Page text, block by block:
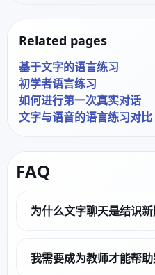
Related pages
基于文字的语言练习
初学者语言练习
如何进行第一次真实对话
文字与语音的语言练习对比
FAQ
为什么文字聊天是结识新
我需要成为教师才能帮